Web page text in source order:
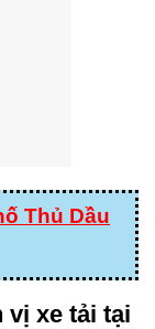
Thủ Dầu
vị xe tải tại